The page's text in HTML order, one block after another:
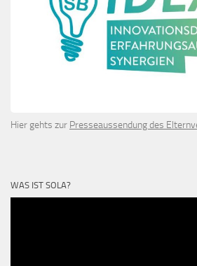
Hier gehts zur Presseaussendung des
WAS IST SOLA?